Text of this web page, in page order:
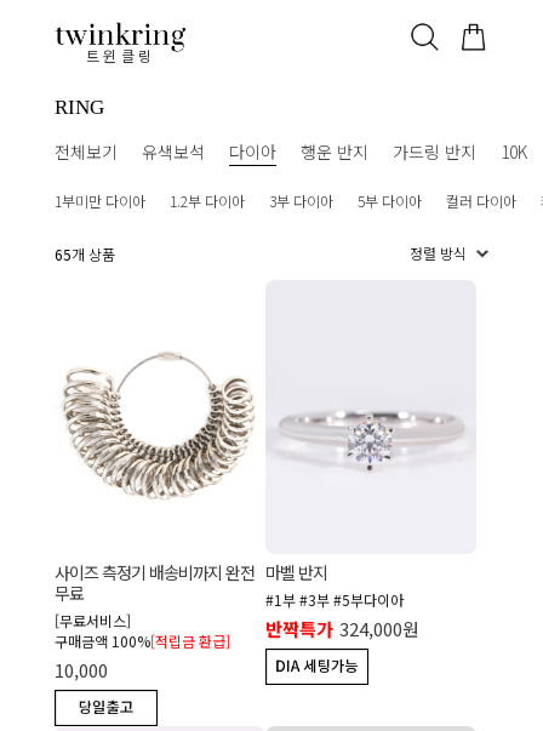
트윈클링
ALL 베스트 안쪽막음 웨딩/다이아 가드링/반지
RING
전체보기 유색보석 다이아 행운 반지 가드링 반지 10K
1부미만 다이아 1.2부 다이아 3부 다이아 5부 다이아 컬러 다이아
65개 상품
사이즈 측정기 배송비까지 완전
무료
[무료서비스]
구매금액 100%[적립금 환급]
10,000
마벨 반지
#1부 #3부 #5부다이아
반짝특가 324,000원